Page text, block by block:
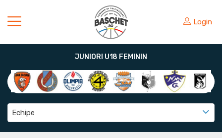
Login
JUNIORI U18 FEMININ
Echipe